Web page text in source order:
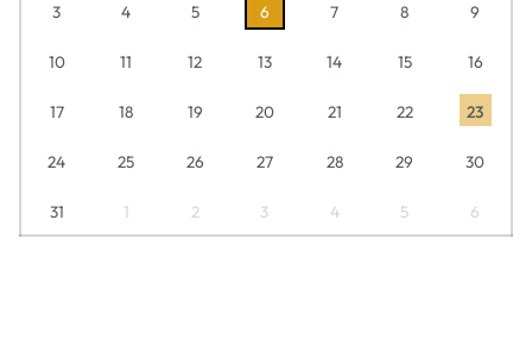
3 4 5 6 7 8 9
10 11 12 13 14 15 16
17 18 19 20 21 22 23
24 25 26 27 28 29 30
31 1 2 3 4 5 6